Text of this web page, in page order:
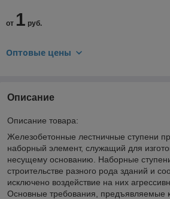
от 1 руб.
Оптовые цены
Описание
Описание товара:
Железобетонные лестничные ступени
наборный элемент, служащий для
несущему основанию. Наборные
строительстве разного рода зданий и
исключено воздействие на них
Основные требования, предъявляемые